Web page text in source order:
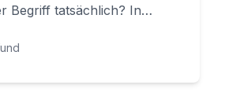
Begriff tatsächlich? In
w...